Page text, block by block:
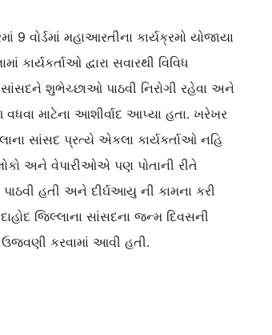
9 વોર્ડમાં મહાઆરતીના કાર્યક્રમો યોજાયા
કાર્યકર્તાઓ દ્વારા સવારથી વિવિધ
સાંસદને શુભેચ્છાઓ પાઠવી નિરોગી રહેવા અને
માટેના આશીર્વાદ આપ્યા હતા. ખરેખર
સાંસદ પ્રત્યે એકલા કાર્યકર્તાઓ નહિ
અને વેપારીઓએ પણ પોતાની રીતે
હતી અને દીર્ઘઆયુ ની કામના કરી
જિલ્લાના સાંસદના જન્મ દિવસની
ઉજવણી કરવામાં આવી હતી.